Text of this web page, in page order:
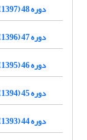
دوره 48 (1397)
دوره 47 (1396)
دوره 46 (1395)
دوره 45 (1394)
دوره 44 (1393)